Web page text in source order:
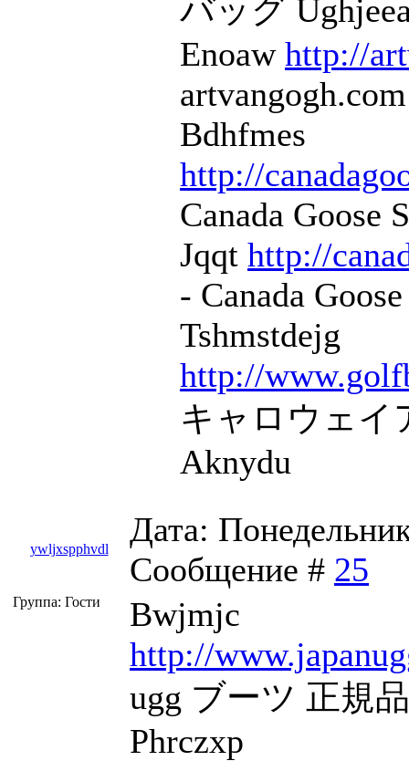
バッグ
Enoaw http://
Bdhfmes
http://
Canada Goose
Jqqt http://
- Canada
Tshmstdejg
http://
キャロウェイ
Aknydu
ywljxspphvdl
Дата:
Сообщение # 25
Группа: Гости
Bwjmjc
http://
ugg ブーツ 正規
Phrczxp